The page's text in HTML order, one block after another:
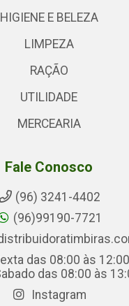
HIGIENE E BELEZA
LIMPEZA
RAÇÃO
UTILIDADE
MERCEARIA
Fale Conosco
(96) 3241-4402
(96)99190-7721
das 08:00 às
das 08:00 às
Instagram